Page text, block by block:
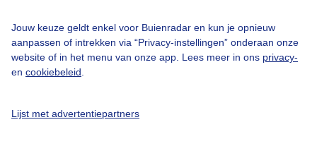
Jouw keuze geldt enkel voor Buienradar en kun je opnieuw
aanpassen of intrekken via “Privacy-instellingen” onderaan onze
website of in het menu van onze app. Lees meer in ons privacy-
en cookiebeleid
Lijst met advertentiepartners
Buienradar Team
Privacy beleid
Cookie beleid
Gratis weerdata